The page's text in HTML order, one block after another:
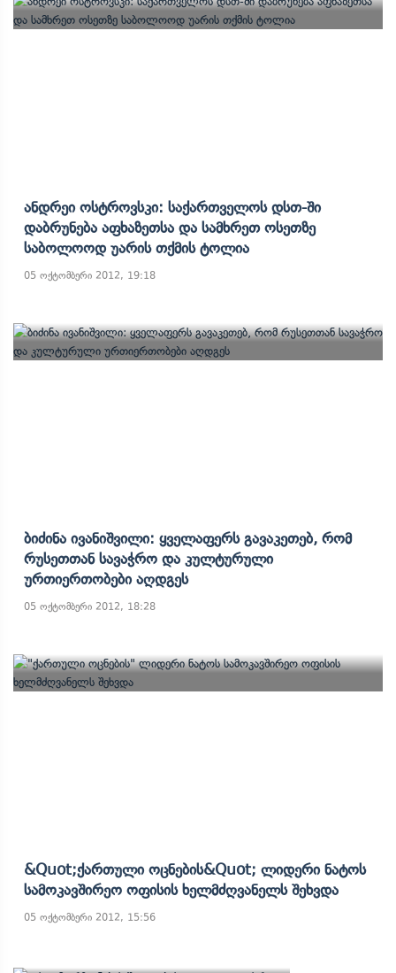
Ანდრეი Ოსტროვსკი: Საქართველოს Დსთ-Ში
Დაბრუნება Აფხაზეთსა Და Სამხრეთ Ოსეთზე
Საბოლოოდ Უარის Თქმის Ტოლია
05 ოქტომბერი 2012, 19:18
Ბიძინა Ივანიშვილი: Ყველაფერს Გავაკეთებ, Რომ
Რუსეთთან Სავაჭრო Და Კულტურული
Ურთიერთობები Აღდგეს
05 ოქტომბერი 2012, 18:28
&quot;ქართული Ოცნების&quot; Ლიდერი Ნატოს
Სამოკავშირეო Ოფისის Ხელმძღვანელს Შეხვდა
05 ოქტომბერი 2012, 15:56